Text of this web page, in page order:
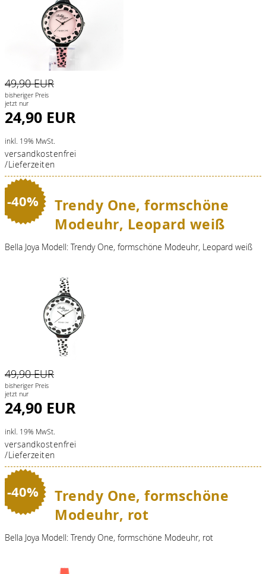
49,90 EUR
bisheriger Preis
jetzt nur
24,90 EUR
inkl. 19% MwSt.
versandkostenfrei
/Lieferzeiten
-40%
Trendy One, formschöne
Modeuhr, Leopard weiß
Bella Joya Modell: Trendy One, formschöne Modeuhr, Leopard weiß
49,90 EUR
bisheriger Preis
jetzt nur
24,90 EUR
inkl. 19% MwSt.
versandkostenfrei
/Lieferzeiten
-40%
Trendy One, formschöne
Modeuhr, rot
Bella Joya Modell: Trendy One, formschöne Modeuhr, rot